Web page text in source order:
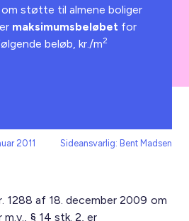
støtte til almene boliger
maksimumsbeløbet for
beløb, kr./m2
2011 Sideansvarlig: Bent Madsen
1288 af 18. december 2009 om
§ 14 stk. 2, er